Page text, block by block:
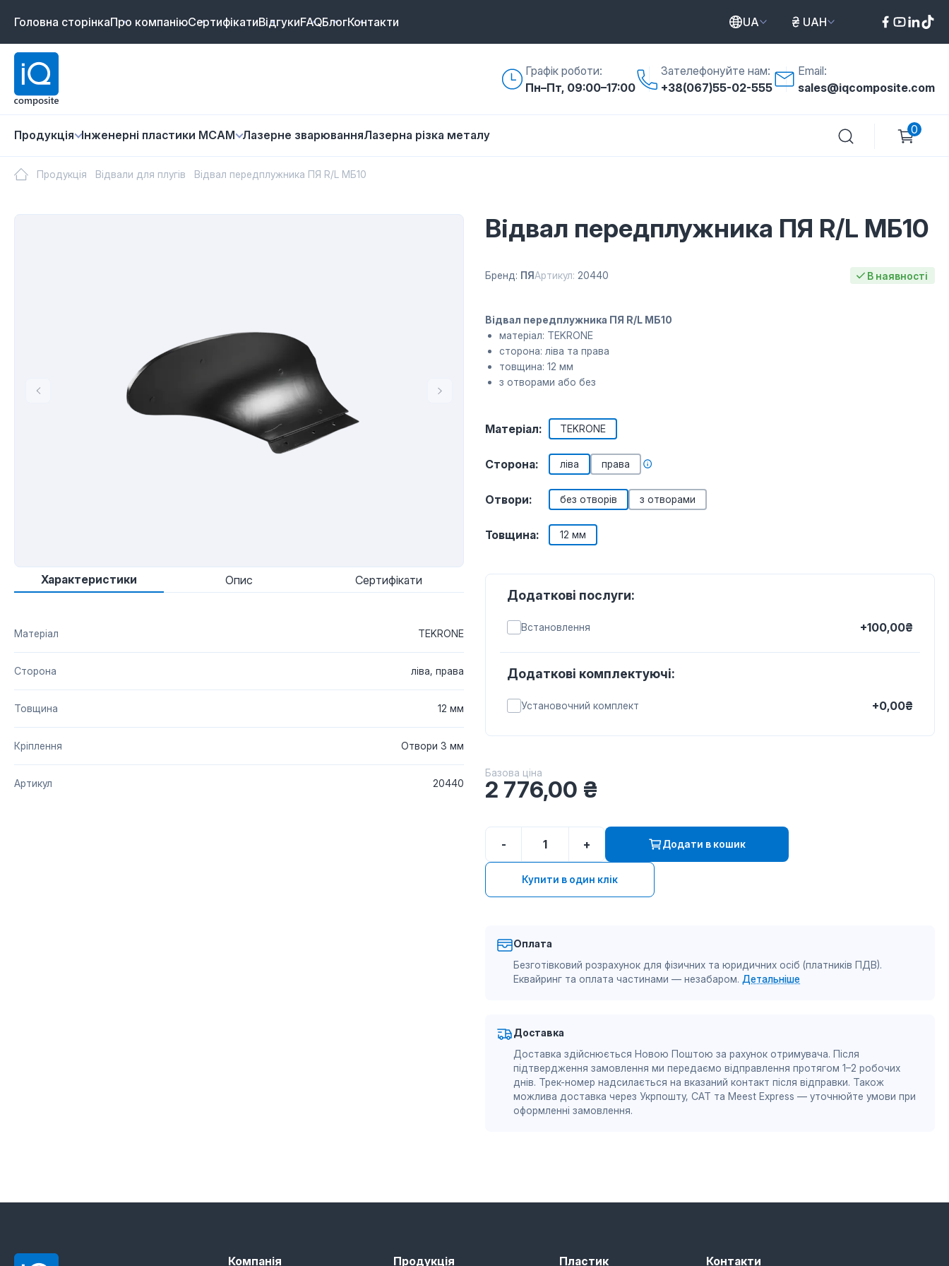
Головна сторінкаПро компаніюСертифікатиВідгукиFAQБлогКонтакти UA UAH
Графік роботи:
Пн–Пт, 09:00–17:00
Зателефонуйте нам:
+38(067)55-02-555
Email:
sales@iqcomposite.com
Продукція Інженерні пластики MCAM Лазернe зварюванняЛазерна різка металу 0
Продукція Відвали для плугів Відвал передплужника ПЯ R/L МБ10
Характеристики Опис Сертифікати
Матеріал TEKRONE
Сторона ліва, права
Товщина 12 мм
Кріплення Отвори 3 мм
Артикул 20440
Відвал передплужника ПЯ R/L МБ10
Бренд: ПЯАртикул: 20440 В наявності
Відвал передплужника ПЯ R/L МБ10
матеріал: TEKRONE
сторона: ліва та права
товщина: 12 мм
з отворами або без
Матеріал: TEKRONE
Сторона: ліва права
Отвори: без отворів з отворами
Товщина: 12 мм
Додаткові послуги:
Встановлення +100,00₴
Додаткові комплектуючі:
Установочний комплект +0,00₴
Базова ціна
2 776,00 ₴
- + Додати в кошик
Купити в один клік
Оплата
Безготівковий розрахунок для фізичних та юридичних осіб (платників ПДВ).
Еквайринг та оплата частинами — незабаром. Детальніше
Доставка
Доставка здійснюється Новою Поштою за рахунок отримувача. Після
підтвердження замовлення ми передаємо відправлення протягом 1–2 робочих
днів. Трек-номер надсилається на вказаний контакт після відправки. Також
можлива доставка через Укрпошту, САТ та Meest Express — уточнюйте умови при
оформленні замовлення.
Компанія Продукція Пластик Контакти